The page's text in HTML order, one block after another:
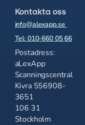
Kontakta oss
info@alexapp.se
Tel: 010-660 05 66
Postadress:
aLexApp
Scanningscentral
Kivra 556908-
3651
106 31
Stockholm